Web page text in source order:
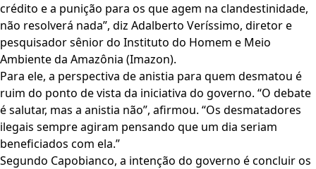
crédito e a punição para os que agem na clandestinidade,
não resolverá nada”, diz Adalberto Veríssimo, diretor e
pesquisador sênior do Instituto do Homem e Meio
Ambiente da Amazônia (Imazon).
Para ele, a perspectiva de anistia para quem desmatou é
ruim do ponto de vista da iniciativa do governo. “O debate
é salutar, mas a anistia não”, afirmou. “Os desmatadores
ilegais sempre agiram pensando que um dia seriam
beneficiados com ela.”
Segundo Capobianco, a intenção do governo é concluir os